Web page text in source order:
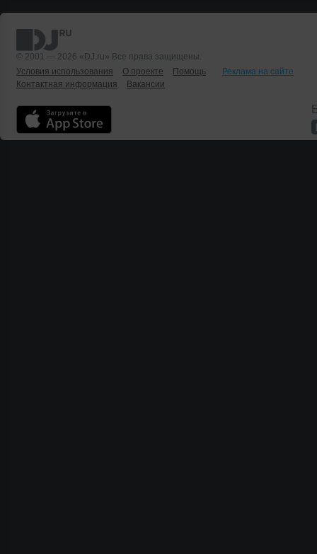
© 2001 — 2026 «DJ.ru» Все права защищены.
Условия использования
О проекте Помощь
Реклама на сайте
Контактная информация
Вакансии